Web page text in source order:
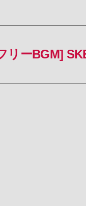
リーBGM]